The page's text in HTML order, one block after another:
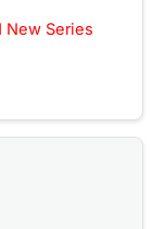
New Series